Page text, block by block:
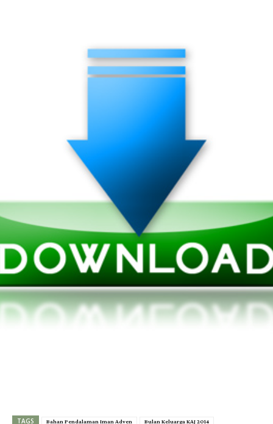
TAGS Bahan Pendalaman Iman Adven Bulan Keluarga KAJ 2014